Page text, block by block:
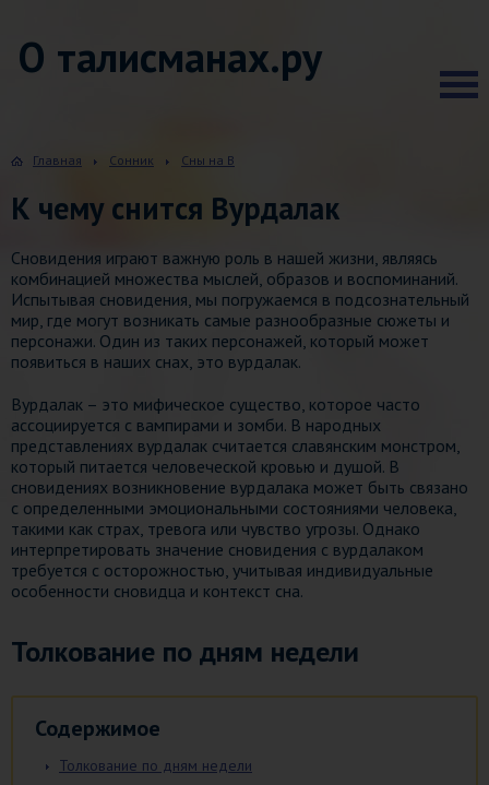
О талисманах.ру
Главная Сонник Сны на В
К чему снится Вурдалак
Сновидения играют важную роль в нашей жизни, являясь
комбинацией множества мыслей, образов и воспоминаний.
Испытывая сновидения, мы погружаемся в подсознательный
мир, где могут возникать самые разнообразные сюжеты и
персонажи. Один из таких персонажей, который может
появиться в наших снах, это вурдалак.
Вурдалак – это мифическое существо, которое часто
ассоциируется с вампирами и зомби. В народных
представлениях вурдалак считается славянским монстром,
который питается человеческой кровью и душой. В
сновидениях возникновение вурдалака может быть связано
с определенными эмоциональными состояниями человека,
такими как страх, тревога или чувство угрозы. Однако
интерпретировать значение сновидения с вурдалаком
требуется с осторожностью, учитывая индивидуальные
особенности сновидца и контекст сна.
Толкование по дням недели
Содержимое
Толкование по дням недели